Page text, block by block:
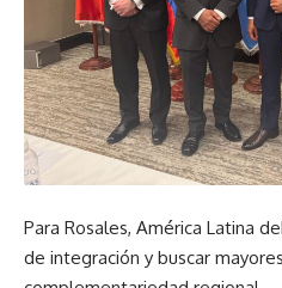
Para Rosales, América Latina
de integración y buscar